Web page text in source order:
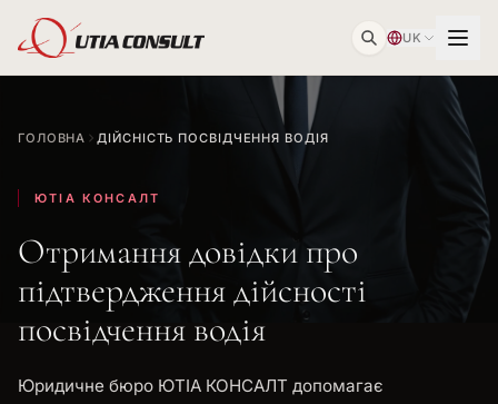
UK
ГОЛОВНА ДІЙСНІСТЬ ПОСВІДЧЕННЯ ВОДІЯ
ЮТІА КОНСАЛТ
Отримання довідки про
підтвердження дійсності
посвідчення водія
Юридичне бюро ЮТІА КОНСАЛТ допомагає